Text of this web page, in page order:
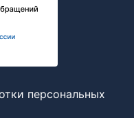
персональных